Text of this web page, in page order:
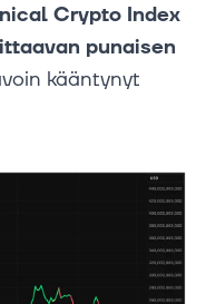
Crypto Index
punaisen
kääntynyt